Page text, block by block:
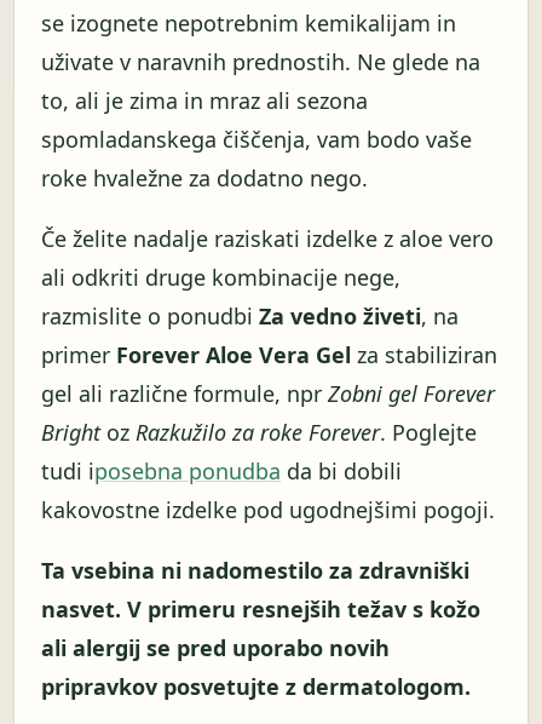
se izognete nepotrebnim kemikalijam in
uživate v naravnih prednostih. Ne glede na
to, ali je zima in mraz ali sezona
spomladanskega čiščenja, vam bodo vaše
roke hvaležne za dodatno nego.
Če želite nadalje raziskati izdelke z aloe vero
ali odkriti druge kombinacije nege,
razmislite o ponudbi Za vedno živeti, na
primer Forever Aloe Vera Gel za stabiliziran
gel ali različne formule, npr Zobni gel Forever
Brightoz Razkužilo za roke Forever. Poglejte
tudi iposebna ponudba da bi dobili
kakovostne izdelke pod ugodnejšimi pogoji.
Ta vsebina ni nadomestilo za zdravniški
nasvet. V primeru resnejših težav s kožo
ali alergij se pred uporabo novih
pripravkov posvetujte z dermatologom.